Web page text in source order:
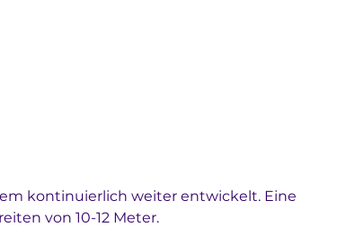
kontinuierlich weiter entwickelt. Eine
von 10-12 Meter.